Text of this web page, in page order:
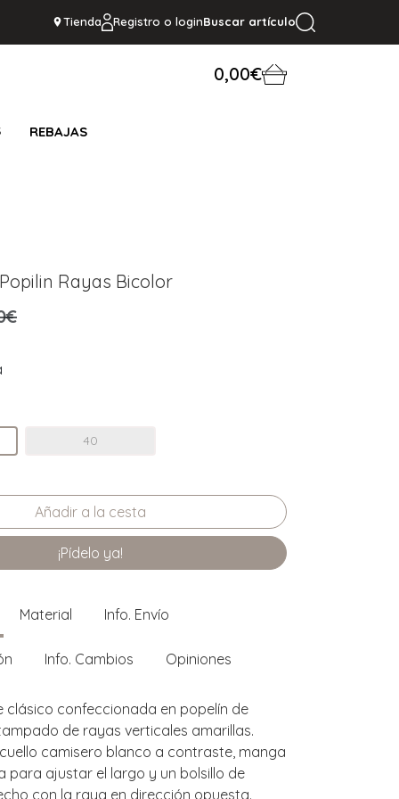
Tienda Registro o loginBuscar artículo
0,00€
REBAJAS
Rayas Bicolor
40
¡Pídelo ya!
Material Info. Envío
Info. Cambios Opiniones
clásico confeccionada en popelín de
de rayas verticales amarillas.
camisero blanco a contraste, manga
para ajustar el largo y un bolsillo de
con la raya en dirección opuesta.